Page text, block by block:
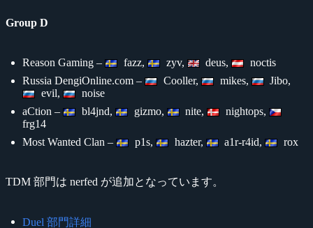
Group D
Reason Gaming – fazz, zyv, deus,
noctis
Russia DengiOnline.com –
Cooller, mikes,
Jibo,
evil,
noise
aCtion –
bl4jnd, gizmo, nite,
nightops,
frg14
Most Wanted Clan –
p1s, hazter, a1r-r4id, rox
TDM 部門は nerfed が追加となっています。
Duel 部門詳細